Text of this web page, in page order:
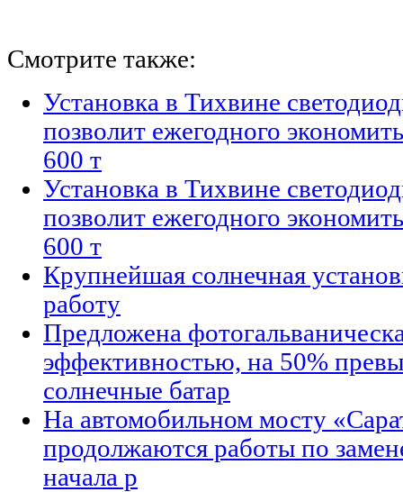
Смотрите также:
Установка в Тихвине
позволит ежегодного
600 т
Установка в Тихвине
позволит ежегодного
600 т
Крупнейшая солнечная
работу
Предложена
эффективностью, на 50%
солнечные батар
На автомобильном мосту
продолжаются работы по
начала р